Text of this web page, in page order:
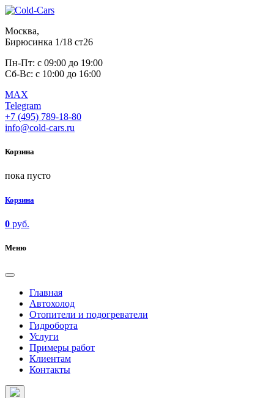
Москва,
Бирюсинка 1/18 ст26 ​
Пн-Пт: с 09:00 до 19:00
Сб-Вс: с 10:00 до 16:00
MAX
Telegram
+7 (495) 789-18-80
info@cold-cars.ru
Корзина
пока пусто
Корзина
0 руб.
Меню
Главная
Автохолод
Отопители и подогреватели
Гидроборта
Услуги
Примеры работ
Клиентам
Контакты